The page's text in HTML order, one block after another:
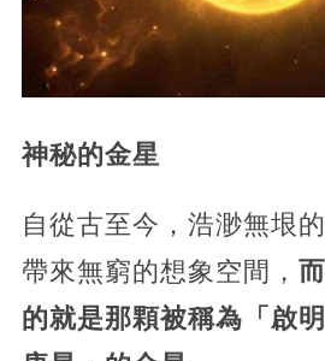
神秘的金星
自從古至今，浩渺無垠
帶來無窮的想象空間，
的就是那顆被稱為「啟